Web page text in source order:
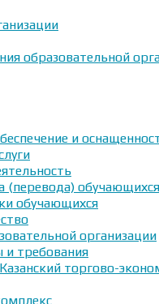
образовательной
и
(перевода) обучающихся
обучающихся
организации
и требования
торгово-